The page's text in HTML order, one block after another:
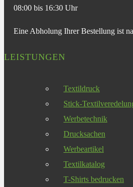
08:00 bis 16:30 Uhr
Eine Abholung Ihrer Bestellung ist
LEISTUNGEN
Textildruck
Stick-
Werbetechnik
Drucksachen
Werbeartikel
Textilkatalog
T-Shirts bedrucken